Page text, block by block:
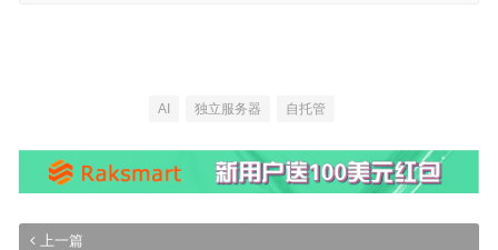
AI 独立服务器 自托管
上一篇